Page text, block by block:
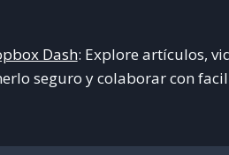
Dash: Explore artículos,
seguro y colaborar con